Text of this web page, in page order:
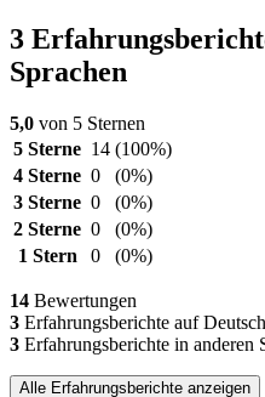
3
Sprachen
5,0 von 5 Sternen
5 Sterne 14 (100%)
4 Sterne 0
(0%)
3 Sterne 0
(0%)
2 Sterne 0
(0%)
1 Stern
0 (0%)
14 Bewertungen
3 Erfahrungsberichte auf Deutsch
3 Erfahrungsberichte in anderen
Alle Erfahrungsberichte anzeigen